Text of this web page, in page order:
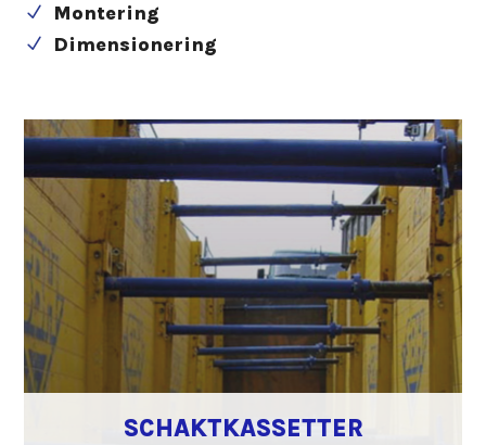
N Montering
N Dimensionering
SCHAKTKASSETTER